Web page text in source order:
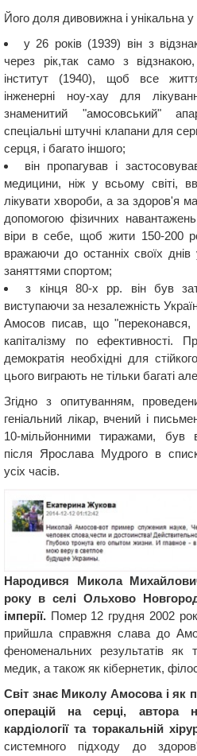
Його доля дивовижна і унікальна
у 26 років (1939) він з
через рік,так само з
інститут (1940), щоб все
інженерні ноу-хау для
знаменитий "амосовський"
спеціальні штучні клапани для
серця, і багато іншого;
він пропагував і
медицини, ніж у всьому світі,
лікувати хвороби, а за здоров'я
допомогою фізичних
віри в себе, щоб жити 150-200
вражаючи до останніх своїх
заняттями спортом;
з кінця 80-х рр. він був
виступаючи за незалежність
Амосов писав, що "переконався,
капіталізму по ефективності.
демократія необхідні для
цього виграють не тільки багаті
Згідно з опитуванням,
геніальний лікар, вчений і
10-мільйонними тиражами,
після Ярослава Мудрого в
усіх часів.
Народився Микола
року в селі Ольхово
імперії. Помер 12 грудня 2002
прийшла справжня слава до
феноменальних результатів як
медик, а також як кібернетик,
Світ знає Миколу Амосова і як
операцій на серці, автора
кардіології та торакальній
системного підходу до